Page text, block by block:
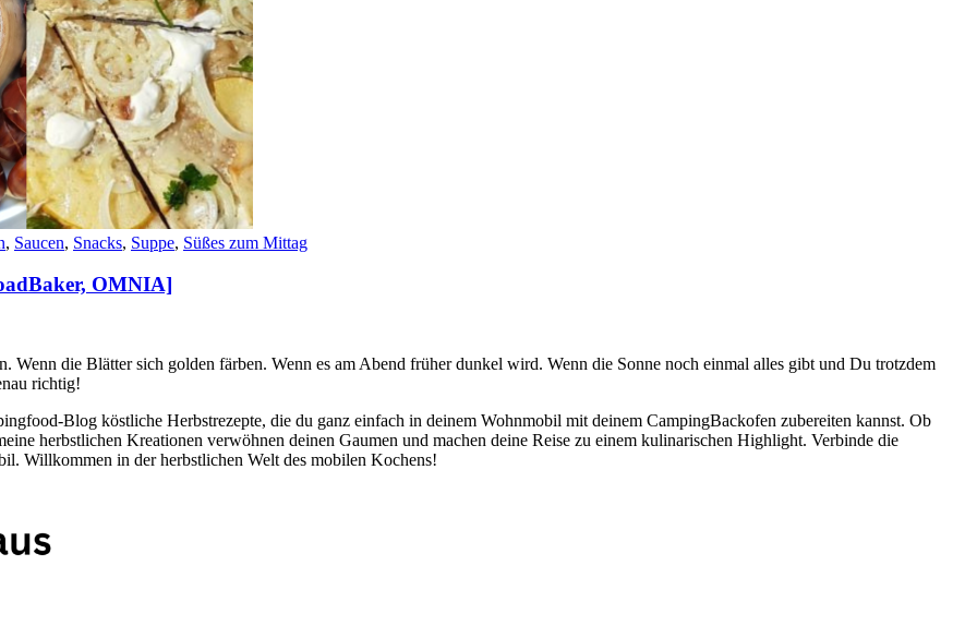
, Saucen, Snacks, Suppe, Süßes zum Mittag
OMNIA]
Wenn die Blätter sich golden färben. Wenn es am Abend früher dunkel wird. Wenn die Sonne noch einmal alles gibt und Du trotzdem
richtig!
Blog köstliche Herbstrezepte, die du ganz einfach in deinem Wohnmobil mit deinem CampingBackofen zubereiten kannst. Ob
herbstlichen Kreationen verwöhnen deinen Gaumen und machen deine Reise zu einem kulinarischen Highlight. Verbinde die
Willkommen in der herbstlichen Welt des mobilen Kochens!